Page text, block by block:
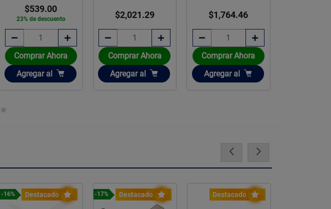
$539.00
23% de descuento
Comprar Ahora
Añadir
Agregar al
$2,021.29
Comprar Ahora
Añadir
Agregar al
$1,764.46
Comprar Ahora
Añadir
Agregar al
Destacado
-16% Destacado
-17% Destacado